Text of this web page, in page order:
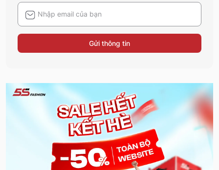
Gửi thông tin